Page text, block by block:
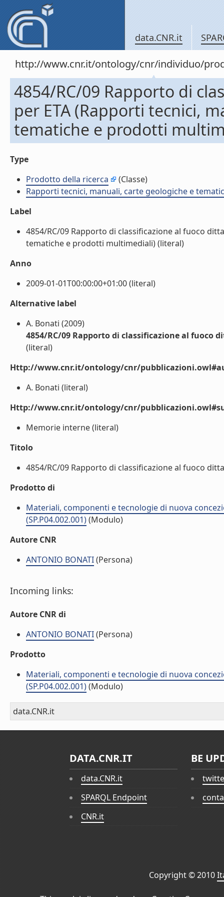
data.CNR.it
http://www.cnr.it/ontology/cnr/individuo/
4854/RC/09 Rapporto di
per ETA (Rapporti tecnici,
tematiche e prodotti
Type
Prodotto della ricerca
(Classe)
Rapporti tecnici, manuali, carte geologiche e
Label
4854/RC/09 Rapporto di classificazione al fuoco
tematiche e prodotti multimediali) (literal)
Anno
2009-01-01T00:00:00+01:00 (literal)
Alternative label
A. Bonati (2009)
4854/RC/09 Rapporto di classificazione al fuoco
(literal)
Http://www.cnr.it/ontology/cnr/
A. Bonati (literal)
Http://www.cnr.it/ontology/cnr/
Memorie interne (literal)
Titolo
4854/RC/09 Rapporto di classificazione al fuoco
Prodotto di
Materiali, componenti e tecnologie di nuova
(SP.P04.002.001)(Modulo)
Autore CNR
ANTONIO BONATI(Persona)
Incoming links:
Autore CNR di
ANTONIO BONATI(Persona)
Prodotto
Materiali, componenti e tecnologie di nuova
(SP.P04.002.001)(Modulo)
data.CNR.it
DATA.CNR.IT
data.CNR.it
SPARQL Endpoint
CNR.it
BE
Copyright © 2010